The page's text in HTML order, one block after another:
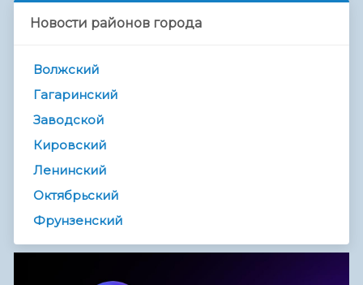
Новости районов города
Волжский
Гагаринский
Заводской
Кировский
Ленинский
Октябрьский
Фрунзенский